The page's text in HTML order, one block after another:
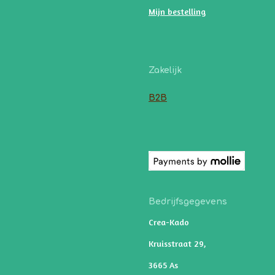
Mijn bestelling
Zakelijk
B2B
Bedrijfsgegevens
Crea-Kado
Kruisstraat 29,
3665 As